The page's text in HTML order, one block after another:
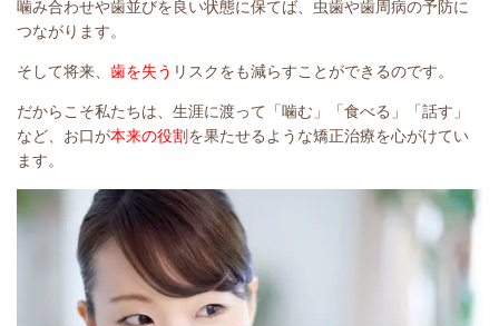
噛み合わせや歯並びを良い状態に保てば、虫歯や歯周病の予防に
つながります。
そして将来、 歯を失う リスクをも減らすことができるのです。
だからこそ私たちは、生涯に渡って「噛む」「食べる」「話す」
など、お口が本来の役割 を果たせるような矯正治療を心がけてい
ます。